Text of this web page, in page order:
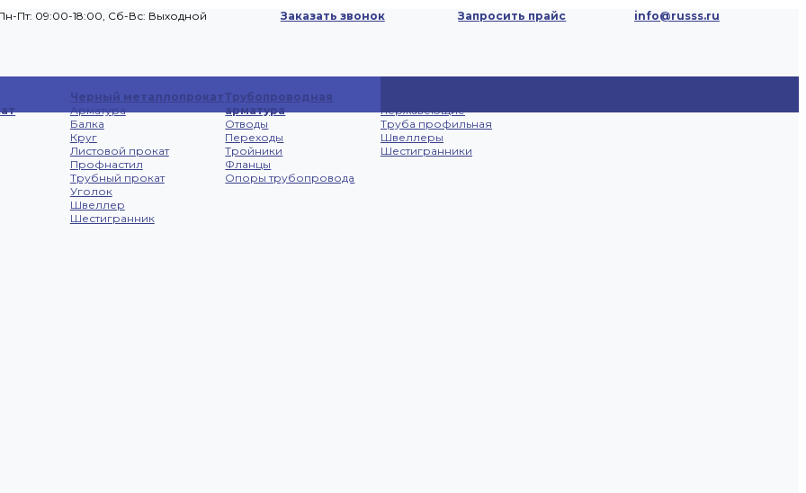
Пт: 09:00-18:00, Cб-Вс: Выходной Заказать звонок Запросить прайс info@russs.ru
Черный металлопрокат
Арматура
Балка
Круг
Листовой прокат
Профнастил
Трубный прокат
Уголок
Швеллер
Шестигранник
Трубопроводная
арматура
Отводы
Переходы
Тройники
Фланцы
Опоры трубопровода
нержавеющие
Труба профильная
Швеллеры
Шестигранники